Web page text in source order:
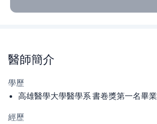
醫師簡介
學歷
高雄醫學大學醫學系 書卷獎第一名畢業
經歷